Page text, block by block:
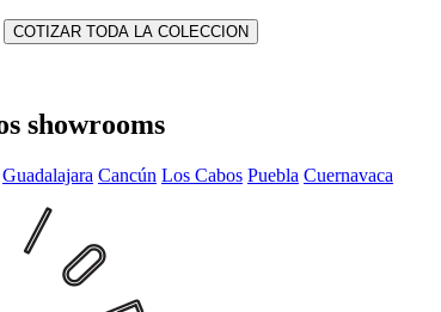
COTIZAR TODA LA COLECCION
showrooms
Guadalajara Cancún Los Cabos Puebla Cuernavaca